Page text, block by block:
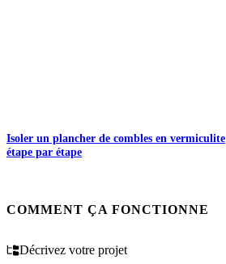
Isoler un plancher de combles en vermiculite
étape par étape
COMMENT ÇA FONCTIONNE
Décrivez votre projet